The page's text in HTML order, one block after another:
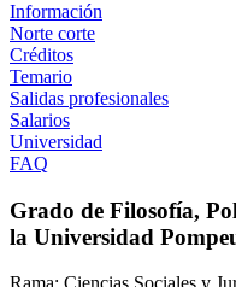
Información
Norte corte
Créditos
Temario
Salidas profesionales
Salarios
Universidad
FAQ
Grado de Filosofía,
la Universidad